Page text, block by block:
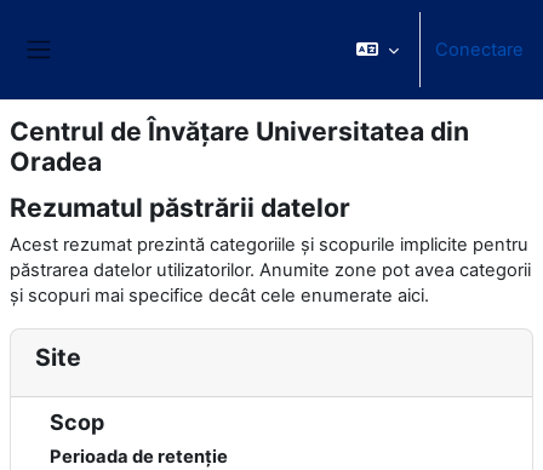
Conectare
Centrul de Învățare Universitatea din
Oradea
Rezumatul păstrării datelor
Acest rezumat prezintă categoriile și scopurile implicite pentru
păstrarea datelor utilizatorilor. Anumite zone pot avea categorii
și scopuri mai specifice decât cele enumerate aici.
Site
Scop
Perioada de retenție